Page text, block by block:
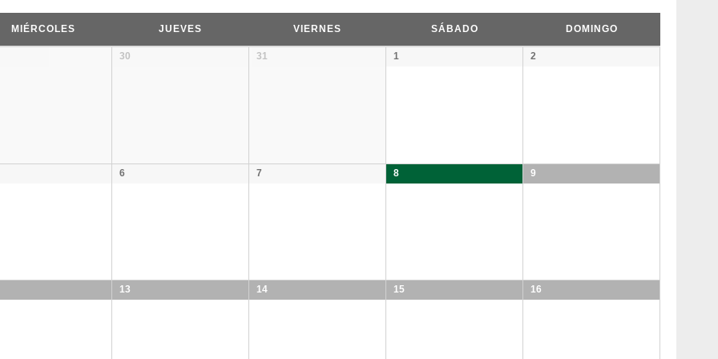
MIÉRCOLES JUEVES VIERNES SÁBADO DOMINGO
30 31 1 2
6 7 8 9
13 14 15 16